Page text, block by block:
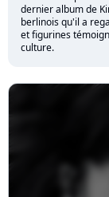
dernier album de
berlinois qu'il a
et figurines
culture.